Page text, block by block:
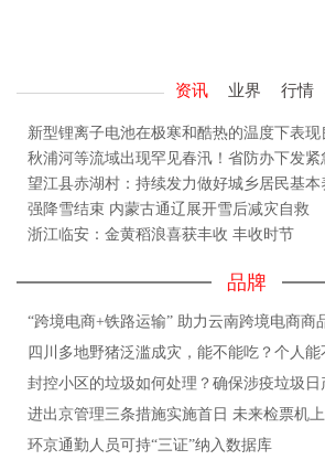
资讯 业界 行情
新型锂离子电池在极寒和酷热的温度下表
秋浦河等流域出现罕见春汛！省防办下发紧
望江县赤湖村：持续发力做好城乡居民基
强降雪结束 内蒙古通辽展开雪后减灾自救
浙江临安：金黄稻浪喜获丰收 丰收时节
品牌
“跨境电商+铁路运输” 助力云南跨境电商商
四川多地野猪泛滥成灾，能不能吃？个人能
封控小区的垃圾如何处理？确保涉疫垃圾日
进出京管理三条措施实施首日 未来检票机
环京通勤人员可持“三证”纳入数据库